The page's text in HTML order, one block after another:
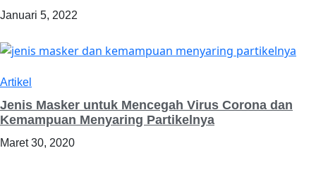
Januari 5, 2022
Artikel
Jenis Masker untuk Mencegah Virus Corona dan
Kemampuan Menyaring Partikelnya
Maret 30, 2020